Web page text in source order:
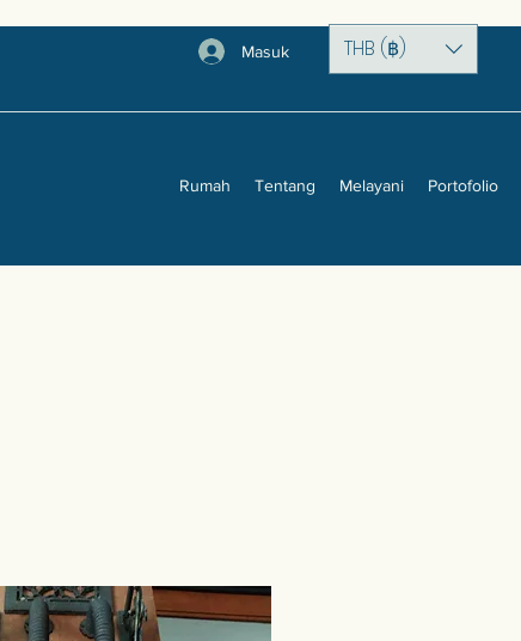
Masuk THB (฿)
Rumah Tentang Melayani Portofolio